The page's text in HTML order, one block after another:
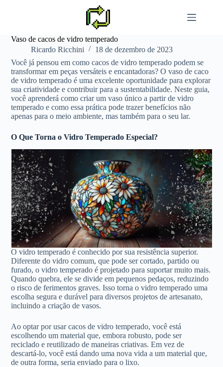
Vaso de cacos de vidro temperado
Ricardo Ricchini
18 de dezembro de 2023
Você já pensou em como cacos de vidro temperado podem se
transformar em peças versáteis e encantadoras? O vaso de caco
de vidro temperado é uma excelente oportunidade para explorar
sua criatividade e contribuir para a sustentabilidade. Neste guia,
você aprenderá como criar um vaso único a partir de vidro
temperado e como essa prática pode trazer benefícios não
apenas para o meio ambiente, mas também para o seu lar.
O Que Torna o Vidro Temperado Especial?
O vidro temperado é conhecido por sua resistência superior.
Diferente do vidro comum, que pode ser cortado, partido ou
furado, o vidro temperado é projetado para suportar muito mais.
Quando quebra, ele se divide em pequenos pedaços, reduzindo
o risco de ferimentos graves. Isso torna o vidro temperado uma
escolha segura e durável para diversos projetos de artesanato,
incluindo a criação de vasos.
Ao optar por usar cacos de vidro temperado, você está
escolhendo um material que, embora robusto, pode ser
reciclado e reutilizado de maneiras criativas. Em vez de
descartá-lo, você está dando uma nova vida a um material que,
de outra forma, seria enviado para o lixo.